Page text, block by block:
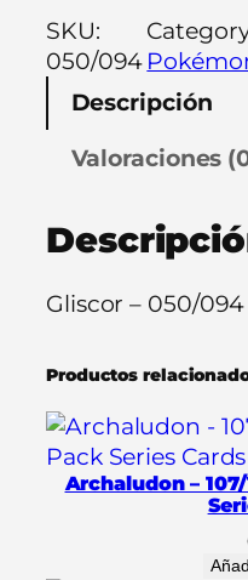
i
s
c
5
/
4
–
(
SKU:
050/094
Descripción
Valoraciones
Gliscor – 050/094
Productos
Archaludon –